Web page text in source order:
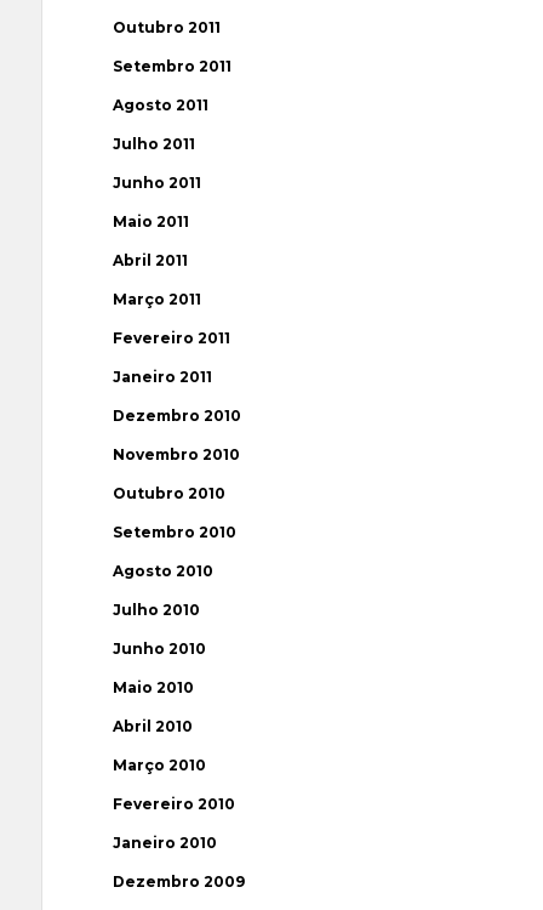
Outubro 2011
Setembro 2011
Agosto 2011
Julho 2011
Junho 2011
Maio 2011
Abril 2011
Março 2011
Fevereiro 2011
Janeiro 2011
Dezembro 2010
Novembro 2010
Outubro 2010
Setembro 2010
Agosto 2010
Julho 2010
Junho 2010
Maio 2010
Abril 2010
Março 2010
Fevereiro 2010
Janeiro 2010
Dezembro 2009